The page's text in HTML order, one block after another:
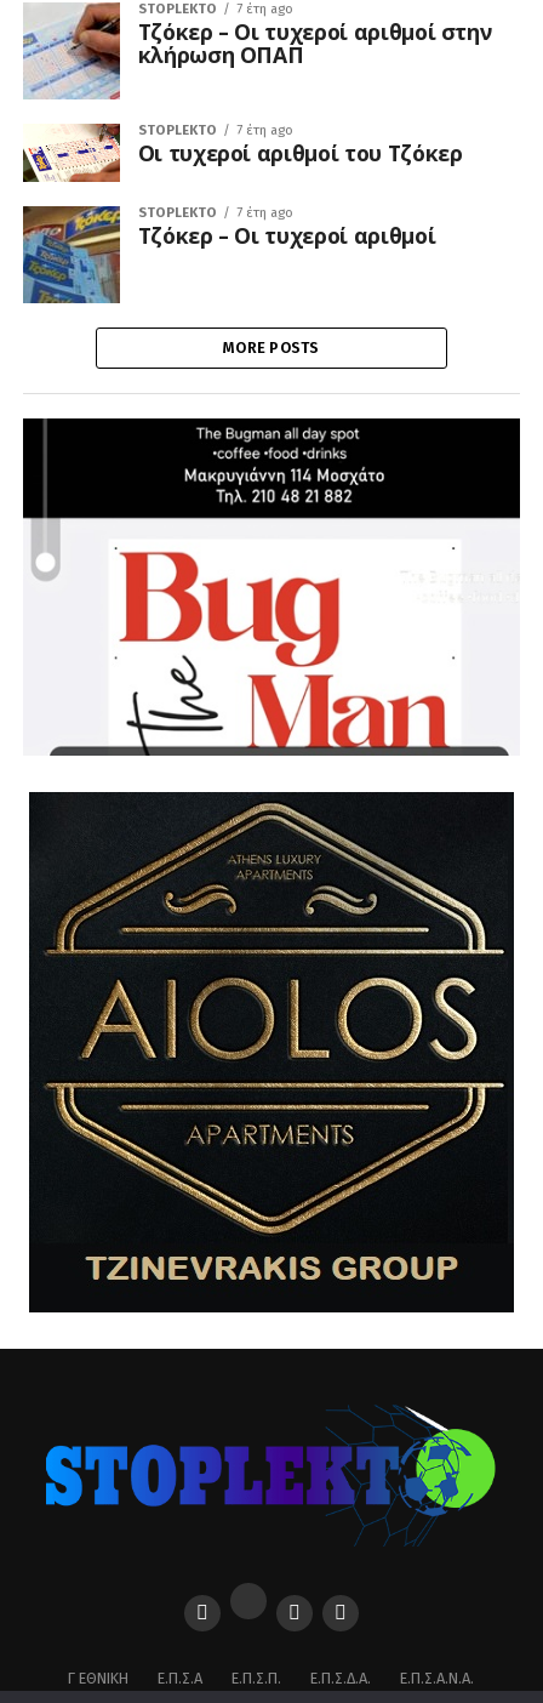
STOPLEKTO 7 έτη ago
Τζόκερ – Οι τυχεροί αριθμοί στην
κλήρωση ΟΠΑΠ
STOPLEKTO 7 έτη ago
Οι τυχεροί αριθμοί του Τζόκερ
STOPLEKTO 7 έτη ago
Τζόκερ – Οι τυχεροί αριθμοί
MORE POSTS
Γ ΕΘΝΙΚΉ Ε.Π.Σ.Α Ε.Π.Σ.Π. Ε.Π.Σ.Δ.Α.
Ε.Π.Σ.Α.Ν.Α.